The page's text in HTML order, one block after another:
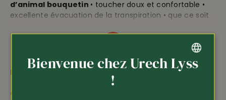
d’animal bouquetin • toucher doux et confortable •
excellente évacuation de la transpiration • que ce soit
optimale •antibactérien, réduit les odeurs• même
d’odeurs désagréables • sans coutures sur les épaules
pour rendre plus agréable le port du sac à dos • qualité
exceptionnelle • 100% laine de mérinos ultrafine, 160
PLUS D'INFORMATIONS
Conseils d'entretien
GERMAN
Bienvenue chez Urech Lyss
!